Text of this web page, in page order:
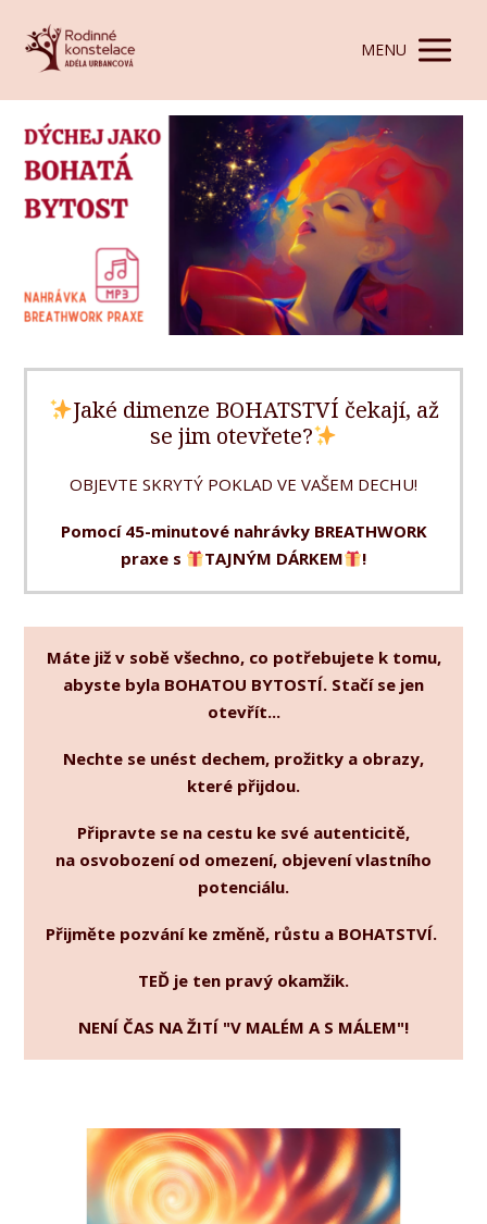
MENU
Jaké dimenze BOHATSTVÍ čekají, až
se jim otevřete?
OBJEVTE SKRYTÝ POKLAD VE VAŠEM DECHU!
Pomocí 45-minutové nahrávky BREATHWORK
praxe s
TAJNÝM DÁRKEM !
Máte již v sobě všechno, co potřebujete k tomu,
abyste byla BOHATOU BYTOSTÍ. Stačí se jen
otevřít...
Nechte se unést dechem, prožitky a obrazy,
které přijdou.
Připravte se na cestu ke své autenticitě,
na osvobození od omezení, objevení vlastního
potenciálu.
Přijměte pozvání ke změně, růstu a BOHATSTVÍ.
TEĎ je ten pravý okamžik.
NENÍ ČAS NA ŽITÍ "V MALÉM A S MÁLEM"!